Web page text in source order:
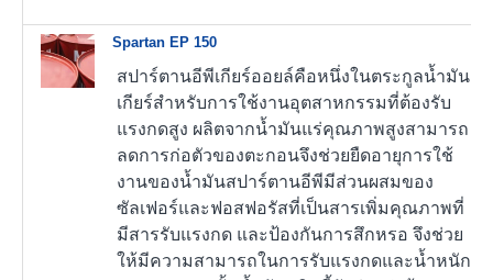
Spartan EP 150
สปาร์ตานอีพีเกียร์ออยล์คือหนึ่งในตระกูลน้ำมัน
เกียร์สำหรับการใช้งานอุตสาหกรรมที่ต้องรับ
แรงกดสูง ผลิตจากน้ำมันแร่คุณภาพสูงสามารถ
ลดการก่อตัวของตะกอนจึงช่วยยืดอายุการใช้
งานของน้ำมันสปาร์ตานอีพีมีส่วนผสมของ
ซัลเฟอร์และฟอสฟอรัสที่เป็นสารเพิ่มคุณภาพที่
มีสารรับแรงกด และป้องกันการสึกหรอ จึงช่วย
ให้มีความสามารถในการรับแรงกดและน้ำหนัก